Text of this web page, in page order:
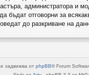
администратора и
бъдат отговорни за
до разкриване на
задвижва от phpBB® Forum